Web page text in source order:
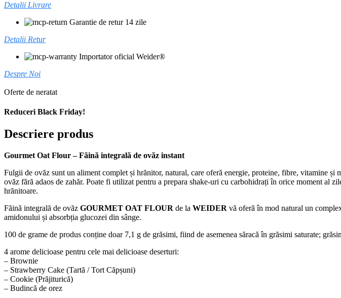
Detalii Livrare
Garantie de retur 14 zile
Detalii Retur
Importator oficial Weider®
Despre Noi
Oferte de neratat
Reduceri Black Friday!
Descriere produs
Gourmet Oat Flour – Făină integrală de ovăz instant
Fulgii de ovăz sunt un aliment complet și hrănitor, natural, care oferă energie, proteine, fibre, vitamine
ovăz fără adaos de zahăr. Poate fi utilizat pentru a prepara shake-uri cu carbohidrați în orice moment al
hrănitoare.
Făină integrală de ovăz GOURMET OAT FLOUR de la WEIDER vă oferă în mod natural un
amidonului și absorbția glucozei din sânge.
100 de grame de produs conține doar 7,1 g de grăsimi, fiind de asemenea săracă în grăsimi saturate;
4 arome delicioase pentru cele mai delicioase deserturi:
– Brownie
– Strawberry Cake (Tartă / Tort Căpșuni)
– Cookie (Prăjiturică)
– Budincă de orez